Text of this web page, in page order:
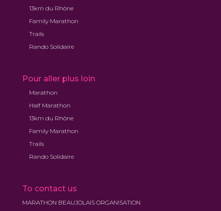
13km du Rhône
Family Marathon
Trails
Rando Solidaire
Pour aller plus loin
Marathon
Half Marathon
13km du Rhône
Family Marathon
Trails
Rando Solidaire
To contact us
MARATHON BEAUJOLAIS ORGANISATION